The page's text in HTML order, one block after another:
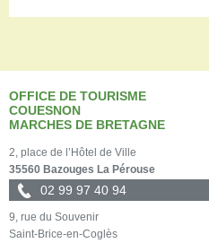
OFFICE DE TOURISME
COUESNON
MARCHES DE BRETAGNE
2, place de l’Hôtel de Ville
35560 Bazouges La Pérouse
02 99 97 40 94
9, rue du Souvenir
Saint-Brice-en-Coglès